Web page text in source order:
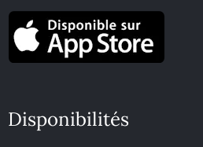
Disponibilités